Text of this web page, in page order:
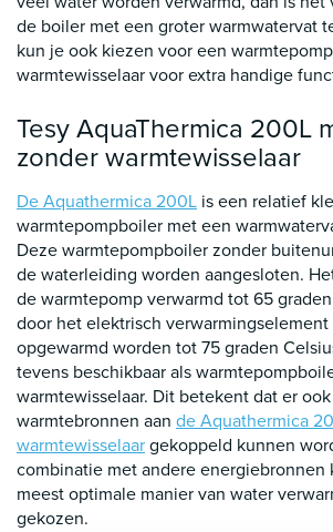
de boiler met een groter warmwatervat
kun je ook kiezen voor een
warmtewisselaar voor extra handige
Tesy AquaThermica 200L
zonder warmtewisselaar
De Aquathermica 200L is een relatief
warmtepompboiler met een
Deze warmtepompboiler zonder
de waterleiding worden aangesloten.
de warmtepomp verwarmd tot 65
door het elektrisch
opgewarmd worden tot 75 graden
tevens beschikbaar als
warmtewisselaar. Dit betekent dat er
warmtebronnen aan de Aquathermica
warmtewisselaargekoppeld kunnen
combinatie met andere energiebronnen
meest optimale manier van water
gekozen.